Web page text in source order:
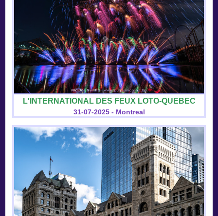
L'INTERNATIONAL DES FEUX LOTO-QUEBEC
31-07-2025 - Montreal